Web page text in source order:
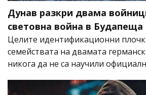
Дунав разкри двама
световна война в Будапеща
Целите идентификационни
семействата на двамата
никога да не са научили